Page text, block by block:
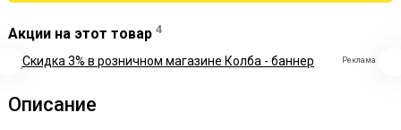
Акции на этот товар 4
Реклама
Описание